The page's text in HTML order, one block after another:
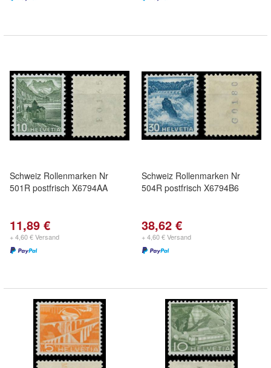
Schweiz Rollenmarken Nr
501R postfrisch X6794AA
11,89 €
+ 4,60 € Versand
Schweiz Rollenmarken Nr
504R postfrisch X6794B6
38,62 €
+ 4,60 € Versand